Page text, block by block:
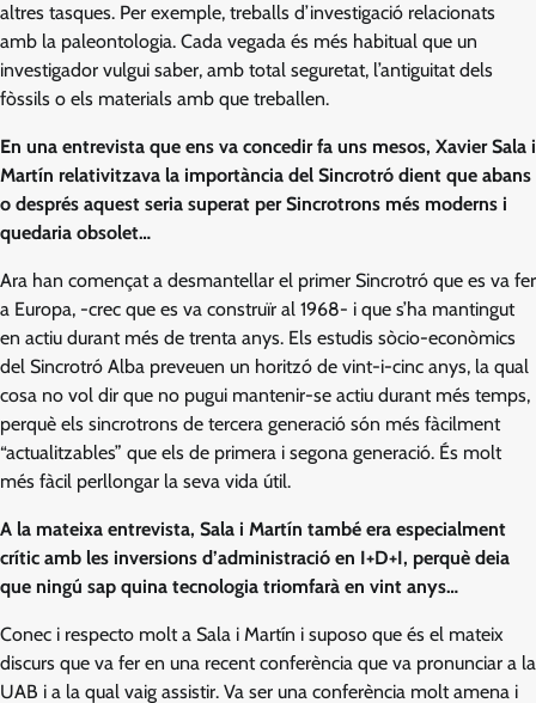
altres tasques. Per exemple, treballs d’investigació relacionats
amb la paleontologia. Cada vegada és més habitual que un
investigador vulgui saber, amb total seguretat, l’antiguitat dels
fòssils o els materials amb que treballen.
En una entrevista que ens va concedir fa uns mesos, Xavier Sala i
Martín relativitzava la importància del Sincrotró dient que abans
o després aquest seria superat per Sincrotrons més moderns i
quedaria obsolet…
Ara han començat a desmantellar el primer Sincrotró que es va fer
a Europa, -crec que es va construïr al 1968- i que s’ha mantingut
en actiu durant més de trenta anys. Els estudis sòcio-econòmics
del Sincrotró Alba preveuen un horitzó de vint-i-cinc anys, la qual
cosa no vol dir que no pugui mantenir-se actiu durant més temps,
perquè els sincrotrons de tercera generació són més fàcilment
“actualitzables” que els de primera i segona generació. És molt
més fàcil perllongar la seva vida útil.
A la mateixa entrevista, Sala i Martín també era especialment
crític amb les inversions d’administració en I+D+I, perquè deia
que ningú sap quina tecnologia triomfarà en vint anys…
Conec i respecto molt a Sala i Martín i suposo que és el mateix
discurs que va fer en una recent conferència que va pronunciar a la
UAB i a la qual vaig assistir. Va ser una conferència molt amena i